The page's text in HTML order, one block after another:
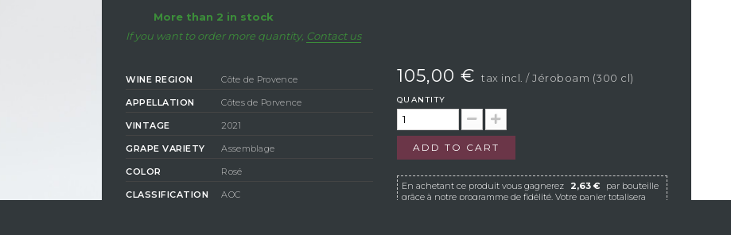
More than 2 in stock
If you want to order more quantity, Contact us
WINE REGION Côte de Provence
APPELLATION Côtes de Porvence
VINTAGE 2021
GRAPE VARIETY Assemblage
COLOR Rosé
CLASSIFICATION
AOC
105,00 € tax incl. / Jéroboam (300 cl)
QUANTITY
ADD TO CART
En achetant ce produit vous gagnerez 2,63 €
par bouteille
grâce à notre programme de fidélité. Votre panier totalisera